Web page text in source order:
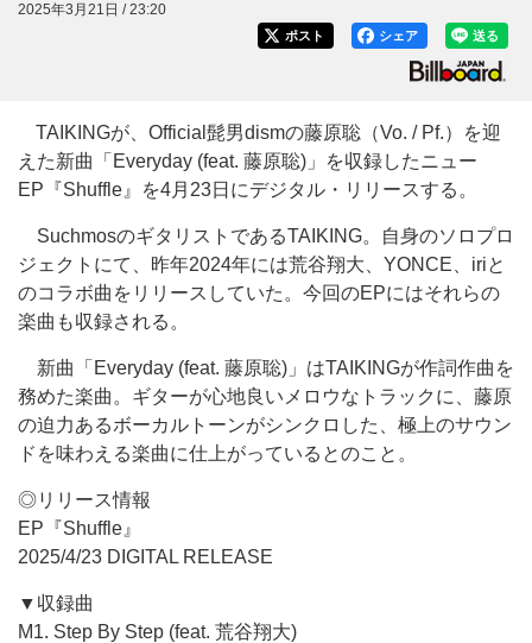
2025年3月21日 / 23:20
送る
シェア
ポスト
TAIKINGが、Official髭男dismの藤原聡（Vo. / Pf.）を迎
えた新曲「Everyday (feat. 藤原聡)」を収録したニュー
EP『Shuffle』を4月23日にデジタル・リリースする。
SuchmosのギタリストであるTAIKING。自身のソロプロ
ジェクトにて、昨年2024年には荒谷翔大、YONCE、iriと
のコラボ曲をリリースしていた。今回のEPにはそれらの
楽曲も収録される。
新曲「Everyday (feat. 藤原聡)」はTAIKINGが作詞作曲を
務めた楽曲。ギターが心地良いメロウなトラックに、藤原
の迫力あるボーカルトーンがシンクロした、極上のサウン
ドを味わえる楽曲に仕上がっているとのこと。
◎リリース情報
EP『Shuffle』
2025/4/23 DIGITAL RELEASE
▼収録曲
M1. Step By Step (feat. 荒谷翔大)